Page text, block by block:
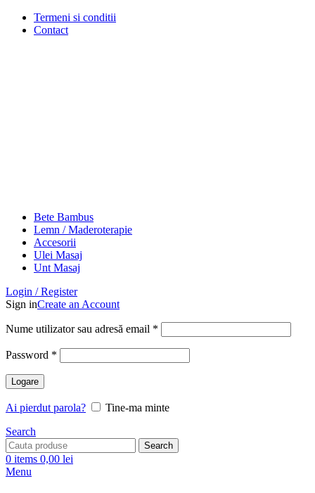
Termeni si conditii
Contact
Bete Bambus
Lemn / Maderoterapie
Accesorii
Ulei Masaj
Unt Masaj
Login / Register
Sign inCreate an Account
Nume utilizator sau adresă email *
Password *
Logare
Ai pierdut parola?
Tine-ma minte
Search
Search
0 items 0,00 lei
Menu